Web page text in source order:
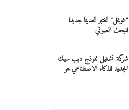
"غوغل" تختبر تحديثًا جديدًا
للبحث الصوتي
شركة: تشغيل نموذج ديب سيك
الجديد للذكاء الاصطناعي هو